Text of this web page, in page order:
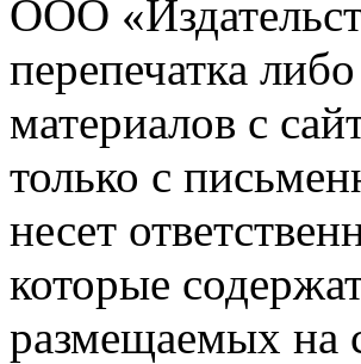
ООО
перепечатка
материалов с
только с
несет
которые
размещаемых на